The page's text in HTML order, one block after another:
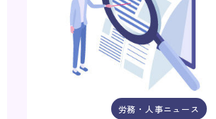
労務・人事ニュース